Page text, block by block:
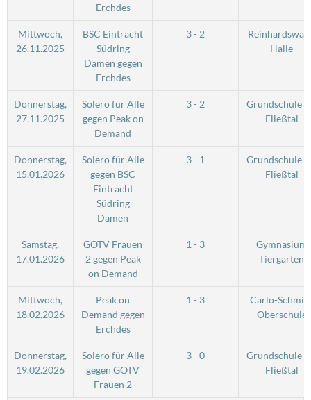
Erchdes
Mittwoch,
26.11.2025
BSC Eintracht
Südring
Damen gegen
Erchdes
3 - 2
Halle
Donnerstag,
27.11.2025
Solero für Alle
gegen Peak on
Demand
3 - 2
Grundschule
Fließtal
Donnerstag,
15.01.2026
Solero für Alle
gegen BSC
Eintracht
Südring
Damen
3 - 1
Grundschule
Fließtal
Samstag,
17.01.2026
GOTV Frauen
2 gegen Peak
on Demand
1 - 3
Gymnasium
Tiergarten
Mittwoch,
18.02.2026
Peak on
Demand gegen
Erchdes
1 - 3
Carlo-
Oberschule
Donnerstag,
19.02.2026
Solero für Alle
gegen GOTV
Frauen 2
3 - 0
Grundschule
Fließtal